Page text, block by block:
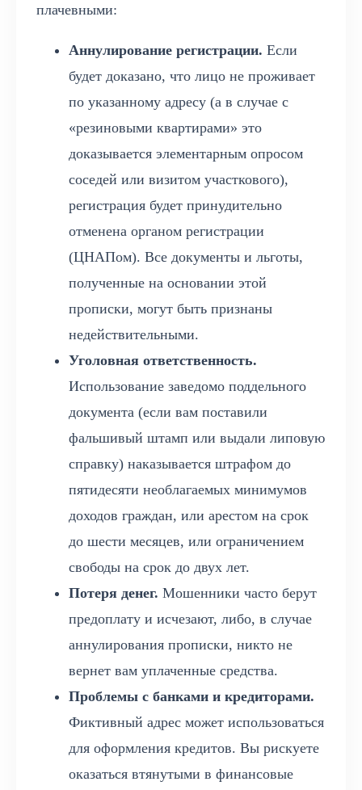
плачевными:
Аннулирование регистрации. Если
будет доказано, что лицо не проживает
по указанному адресу (а в случае с
«резиновыми квартирами» это
доказывается элементарным опросом
соседей или визитом участкового),
регистрация будет принудительно
отменена органом регистрации
(ЦНАПом). Все документы и льготы,
полученные на основании этой
прописки, могут быть признаны
недействительными.
Уголовная ответственность.
Использование заведомо поддельного
документа (если вам поставили
фальшивый штамп или выдали липовую
справку) наказывается штрафом до
пятидесяти необлагаемых минимумов
доходов граждан, или арестом на срок
до шести месяцев, или ограничением
свободы на срок до двух лет.
Потеря денег. Мошенники часто берут
предоплату и исчезают, либо, в случае
аннулирования прописки, никто не
вернет вам уплаченные средства.
Проблемы с банками и кредиторами.
Фиктивный адрес может использоваться
для оформления кредитов. Вы рискуете
оказаться втянутыми в финансовые